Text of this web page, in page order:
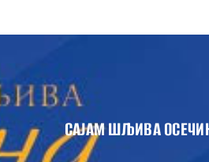
to
О САЈМУ
ПРОГРАМ САЈМА 2024
ВЕСТИ
САЈАМ ШЉИВА